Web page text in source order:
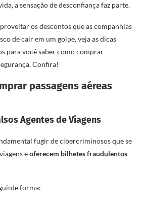
a sensação de desconfiança faz parte.
os descontos que as companhias
de cair em um golpe, veja as dicas
para você saber como comprar
Confira!
passagens aéreas
Agentes de Viagens
fugir de cibercriminosos que se
eoferecem bilhetes fraudulentos
forma: